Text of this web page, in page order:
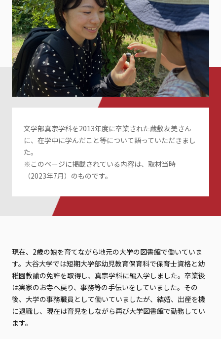
文学部真宗学科を2013年度に卒業された蔵敷友美さん
に、在学中に学んだこと等について語っていただきまし
た。
※このページに掲載されている内容は、取材当時
（2023年7月）のものです。
現在、2歳の娘を育てながら地元の大学の図書館で働いていま
す。大谷大学では短期大学部幼児教育保育科で保育士資格と幼
稚園教諭の免許を取得し、真宗学科に編入学しました。卒業後
は実家のお寺へ戻り、事務等の手伝いをしていました。その
後、大学の事務職員として働いていましたが、結婚、出産を機
に退職し、現在は育児をしながら再び大学図書館で勤務してい
ます。